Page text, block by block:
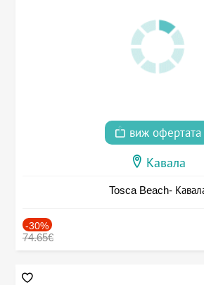
виж офертата
Кавала
Tosca Beach-
-30%
74.65€